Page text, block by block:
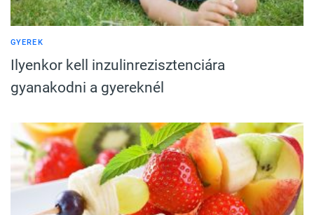
GYEREK
Ilyenkor kell inzulinrezisztenciára
gyanakodni a gyereknél